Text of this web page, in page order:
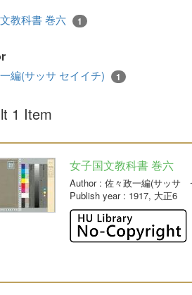
教科書 巻六 1
編(サッサ セイイチ) 1
1 Item
女子国文教科書 巻六
Author: 佐々政一編(サッサ
Publish year: 1917, 大正6